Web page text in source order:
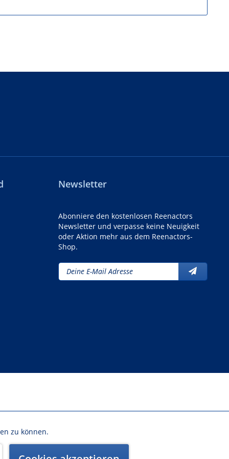
Newsletter
Abonniere den kostenlosen Reenactors
Newsletter und verpasse keine Neuigkeit
oder Aktion mehr aus dem Reenactors-
Shop.
zu können.